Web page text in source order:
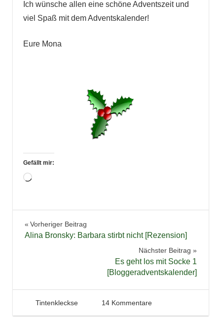
Ich wünsche allen eine schöne Adventszeit und
viel Spaß mit dem Adventskalender!
Eure Mona
Gefällt mir:
Wird
Blogger-
Adventskalender
Beitragsnavigation
Vorheriger Beitrag
Alina Bronsky: Barbara stirbt nicht [Rezension]
Nächster Beitrag
Es geht los mit Socke 1
[Bloggeradventskalender]
24. November 2021
Tintenhain
Tintenkleckse 14 Kommentare